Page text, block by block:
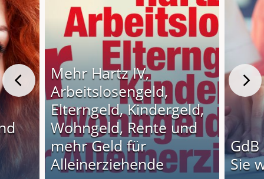
Mehr Hartz IV,
Arbeitslosengeld,
Elterngeld, Kindergeld,
Wohngeld, Rente und
mehr Geld für
Alleinerziehende
Sie